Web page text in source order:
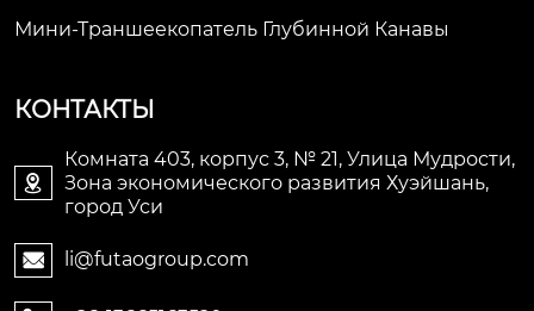
Мини-Траншеекопатель Глубинной Канавы
КОНТАКТЫ

Комната 403, корпус 3, № 21, Улица Мудрости,
Зона экономического развития Хуэйшань,
город Уси
 li@futaogroup.com